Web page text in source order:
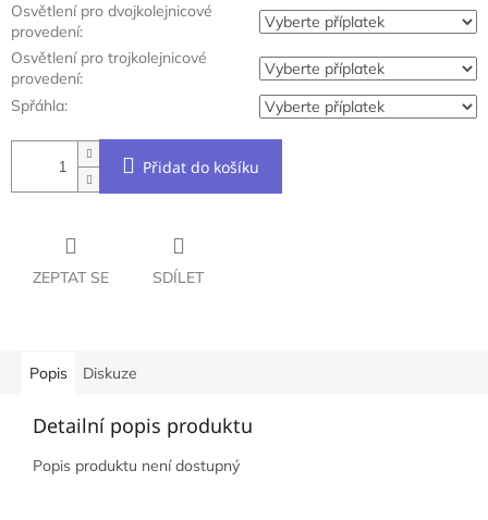
Osvětlení pro dvojkolejnicové
provedení:
Osvětlení pro trojkolejnicové
provedení:
Spřáhla:
Přidat do košíku
ZEPTAT SE SDÍLET
Popis Diskuze
Detailní popis produktu
Popis produktu není dostupný